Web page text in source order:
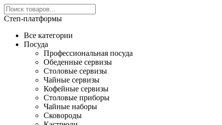
Степ-платформы
Все категории
Посуда
Профессиональная посуда
Обеденные сервизы
Столовые сервизы
Чайные сервизы
Кофейные сервизы
Столовые приборы
Чайные наборы
Сковороды